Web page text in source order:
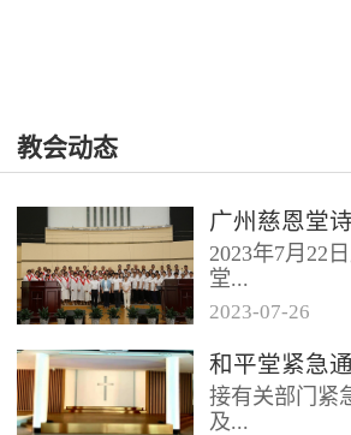
教会动态
2023年7月22
堂...
联合诗班在叶
下，先后到访
圳堂。 上午和
2023-07-26
和平堂紧急
接有关部门紧
及...